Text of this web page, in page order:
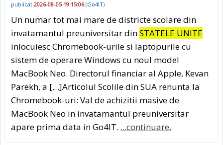
publicat 2026-08-05 19:15:06(Go4IT)
Un numar tot mai mare de districte scolare din
invatamantul preuniversitar dinSTATELE UNITE
inlocuiesc Chromebook-urile si laptopurile cu
sistem de operare Windows cu noul model
MacBook Neo. Directorul financiar al Apple, Kevan
Parekh, a […]Articolul Scolile din SUA renunta la
Chromebook-uri: Val de achizitii masive de
MacBook Neo in invatamantul preuniversitar
apare prima data in Go4IT. ...continuare.